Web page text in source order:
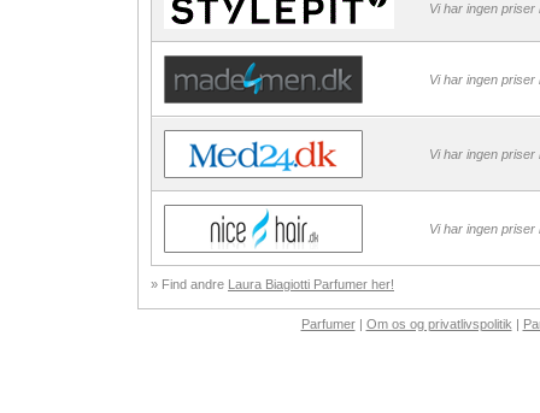
Vi har ingen
Vi har ingen
Vi har ingen
Vi har ingen
» Find andre Laura Biagiotti Parfumer her!
Parfumer| Om os og privatlivspolitik |